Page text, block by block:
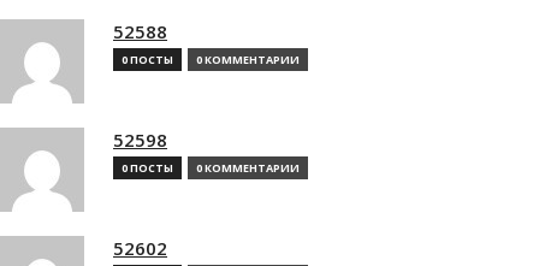
52588
0 ПОСТЫ 0 КОММЕНТАРИИ
52598
0 ПОСТЫ 0 КОММЕНТАРИИ
52602